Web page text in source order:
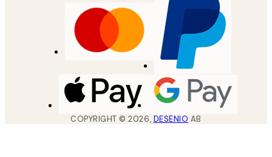
COPYRIGHT ©2026, DESENIO AB